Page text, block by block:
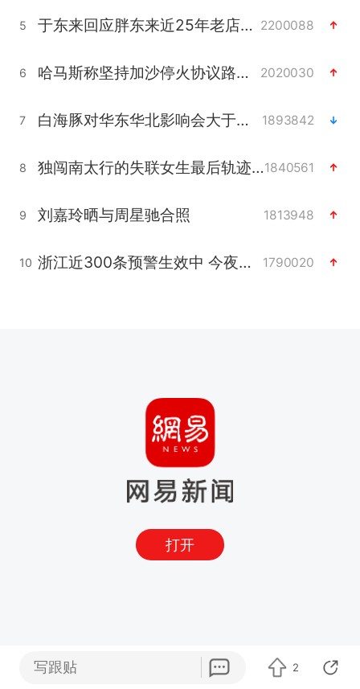
5 于东来回应胖东来近25年老店年底关闭 2200088
6 哈马斯称坚持加沙停火协议路线图 2020030
7 白海豚对华东华北影响会大于巴威 1893842
8 独闯南太行的失联女生最后轨迹已确认1840561
9 刘嘉玲晒与周星驰合照 1813948
10 浙江近300条预警生效中 今夜大部暴雨 1790020
打开
写跟贴 2